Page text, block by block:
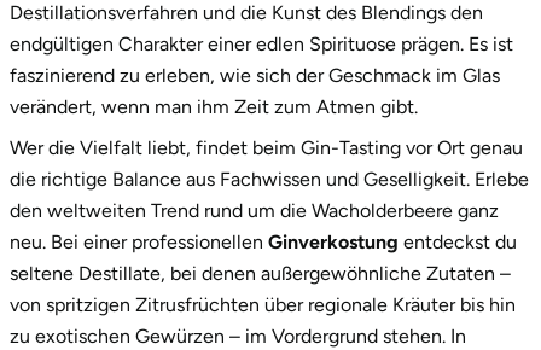
Destillationsverfahren und die Kunst des Blendings den
endgültigen Charakter einer edlen Spirituose prägen. Es ist
faszinierend zu erleben, wie sich der Geschmack im Glas
verändert, wenn man ihm Zeit zum Atmen gibt.
Wer die Vielfalt liebt, findet beim Gin-Tasting vor Ort genau
die richtige Balance aus Fachwissen und Geselligkeit. Erlebe
den weltweiten Trend rund um die Wacholderbeere ganz
neu. Bei einer professionellen Ginverkostung entdeckst du
seltene Destillate, bei denen außergewöhnliche Zutaten –
von spritzigen Zitrusfrüchten über regionale Kräuter bis hin
zu exotischen Gewürzen – im Vordergrund stehen. In
Vorpommern-Rügen
Weimar
Wertach
Wesel
Witten
Würzburg